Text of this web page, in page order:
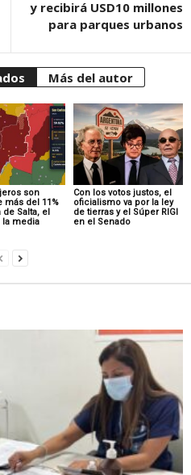
y recibirá USD10 millones
para parques urbanos
Más del autor
son
más del 11%
Salta, el
la media
Con los votos justos, el
oficialismo va por la ley
de tierras y el Súper RIGI
en el Senado